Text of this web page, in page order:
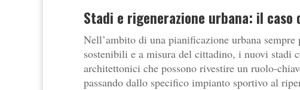
Stadi e rigenerazione urbana: il caso
Nell’ambito di una pianificazione urbana
sostenibili e a misura del cittadino, i nuovi stadi
architettonici che possono rivestire un ruolo-
passando dallo specifico impianto sportivo al